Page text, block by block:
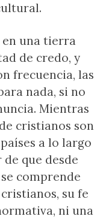
en una tierra
de credo, y
frecuencia, las
nada, si no
Mientras
cristianos son
a lo largo
que desde
comprende
su fe
ni una